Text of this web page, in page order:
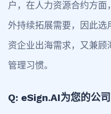
户，在人力资源合约方
外持续拓展需要，因此
资企业出海需求，又兼
管理习惯。
Q: eSign.AI为您的公司